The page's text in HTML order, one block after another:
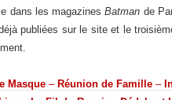
dans les magazinesBatman de
publiées sur le site et le
Masque – Réunion de Famille –